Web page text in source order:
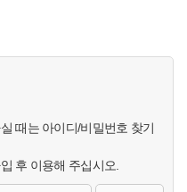
때는 아이디/비밀번호 찾기
후 이용해 주십시오.